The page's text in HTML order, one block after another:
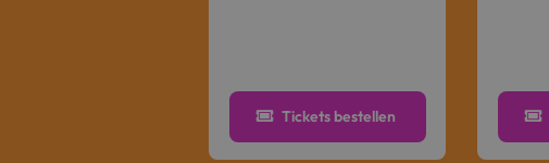
Tickets bestellen